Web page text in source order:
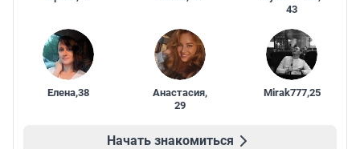
43
Елена,38 Анастасия,
29
Mirak777,25
Начать знакомиться